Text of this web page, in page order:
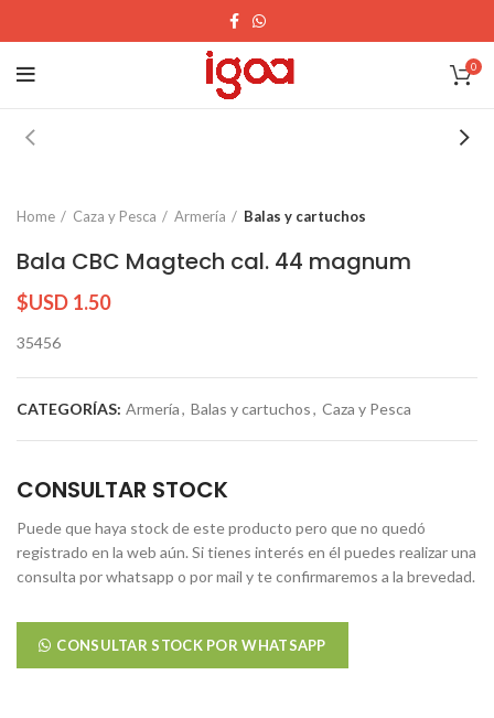
0
Home Caza y Pesca Armería Balas y cartuchos
Bala CBC Magtech cal. 44 magnum
$USD 1.50
35456
CATEGORÍAS: Armería, Balas y cartuchos, Caza y Pesca
CONSULTAR STOCK
Puede que haya stock de este producto pero que no quedó
registrado en la web aún. Si tienes interés en él puedes realizar una
consulta por whatsapp o por mail y te confirmaremos a la brevedad.
CONSULTAR STOCK POR WHATSAPP